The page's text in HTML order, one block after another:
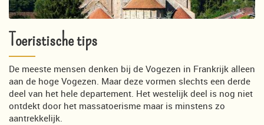
Toeristische tips
De meeste mensen denken bij de Vogezen in Frankrijk alleen
aan de hoge Vogezen. Maar deze vormen slechts een derde
deel van het hele departement. Het westelijk deel is nog niet
ontdekt door het massatoerisme maar is minstens zo
aantrekkelijk.